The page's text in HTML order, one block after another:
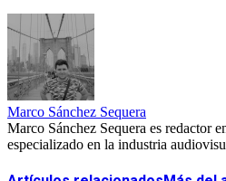
Marco Sánchez Sequera
Marco Sánchez Sequera es redactor
especializado en la industria